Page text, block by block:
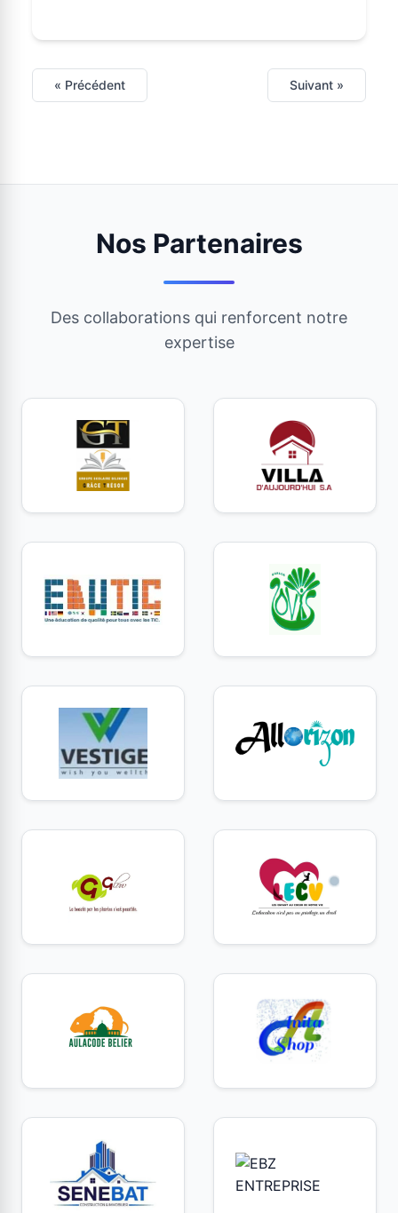
« Précédent Suivant »
Nos Partenaires
Des collaborations qui renforcent notre
expertise